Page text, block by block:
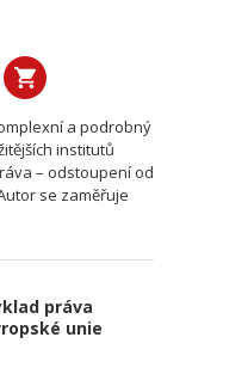
a podrobný
institutů
– odstoupení od
se zaměřuje
práva
unie